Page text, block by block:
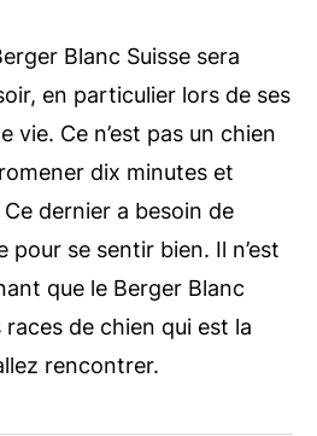
Blanc Suisse sera
en particulier lors de ses
vie. Ce n’est pas un chien
dix minutes et
dernier a besoin de
pour se sentir bien. Il n’est
que le Berger Blanc
races de chien qui est la
rencontrer.